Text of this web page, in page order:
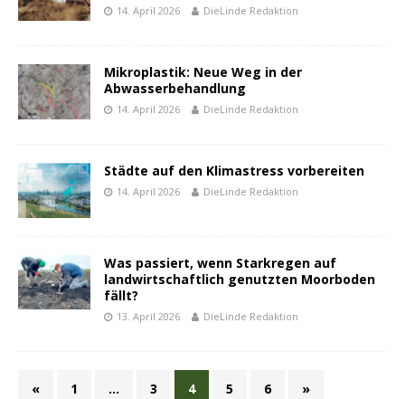
14. April 2026 DieLinde Redaktion
Mikroplastik: Neue Weg in der
Abwasserbehandlung
14. April 2026 DieLinde Redaktion
Städte auf den Klimastress vorbereiten
14. April 2026 DieLinde Redaktion
Was passiert, wenn Starkregen auf
landwirtschaftlich genutzten Moorboden
fällt?
13. April 2026 DieLinde Redaktion
« 1 … 3 4 5 6 »